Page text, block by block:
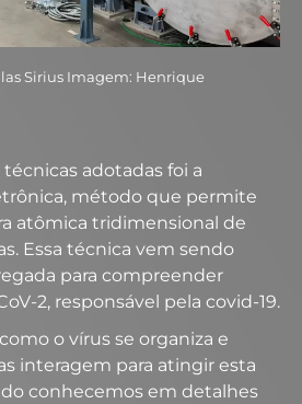
Sirius Imagem: Henrique
adotadas foi a
método que permite
atômica tridimensional de
Essa técnica vem sendo
para compreender
2, responsável pela covid-19.
o vírus se organiza e
interagem para atingir esta
conhecemos em detalhes